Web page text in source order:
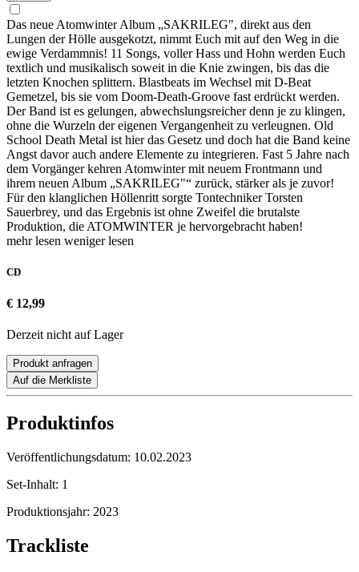
Das neue Atomwinter Album „SAKRILEG", direkt aus den
Lungen der Hölle ausgekotzt, nimmt Euch mit auf den Weg in die
ewige Verdammnis! 11 Songs, voller Hass und Hohn werden Euch
textlich und musikalisch soweit in die Knie zwingen, bis das die
letzten Knochen splittern. Blastbeats im Wechsel mit D-Beat
Gemetzel, bis sie vom Doom-Death-Groove fast erdrückt werden.
Der Band ist es gelungen, abwechslungsreicher denn je zu klingen,
ohne die Wurzeln der eigenen Vergangenheit zu verleugnen. Old
School Death Metal ist hier das Gesetz und doch hat die Band keine
Angst davor auch andere Elemente zu integrieren. Fast 5 Jahre nach
dem Vorgänger kehren Atomwinter mit neuem Frontmann und
ihrem neuen Album „SAKRILEG"“ zurück, stärker als je zuvor!
Für den klanglichen Höllenritt sorgte Tontechniker Torsten
Sauerbrey, und das Ergebnis ist ohne Zweifel die brutalste
Produktion, die ATOMWINTER je hervorgebracht haben!
mehr lesen weniger lesen
CD
€ 12,99
Derzeit nicht auf Lager
Produkt anfragen
Auf die Merkliste
Produktinfos
Veröffentlichungsdatum: 10.02.2023
Set-Inhalt: 1
Produktionsjahr: 2023
Trackliste